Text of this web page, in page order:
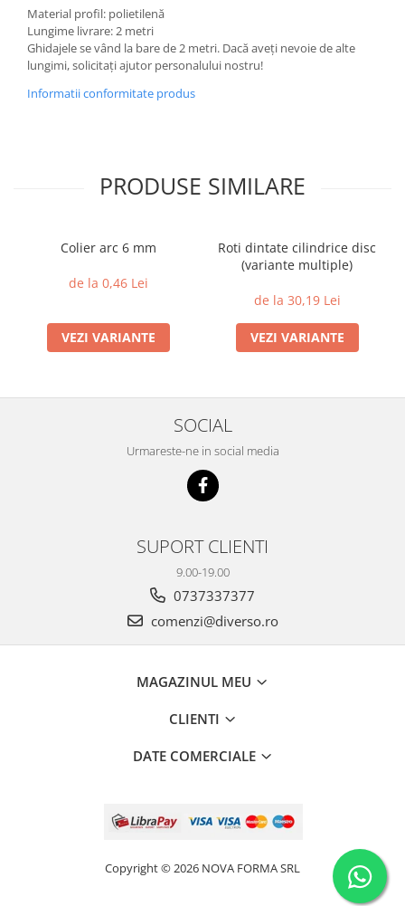
Material profil: polietilenă
Lungime livrare: 2 metri
Ghidajele se vând la bare de 2 metri. Dacă aveți nevoie de alte
lungimi, solicitați ajutor personalului nostru!
Informatii conformitate produs
PRODUSE SIMILARE
Colier arc 6 mm
de la 0,46 Lei
VEZI VARIANTE
Roti dintate cilindrice disc
(variante multiple)
de la 30,19 Lei
VEZI VARIANTE
SOCIAL
Urmareste-ne in social media
SUPORT CLIENTI
9.00-19.00
0737337377
comenzi@diverso.ro
MAGAZINUL MEU
CLIENTI
DATE COMERCIALE
Copyright © 2026 NOVA FORMA SRL